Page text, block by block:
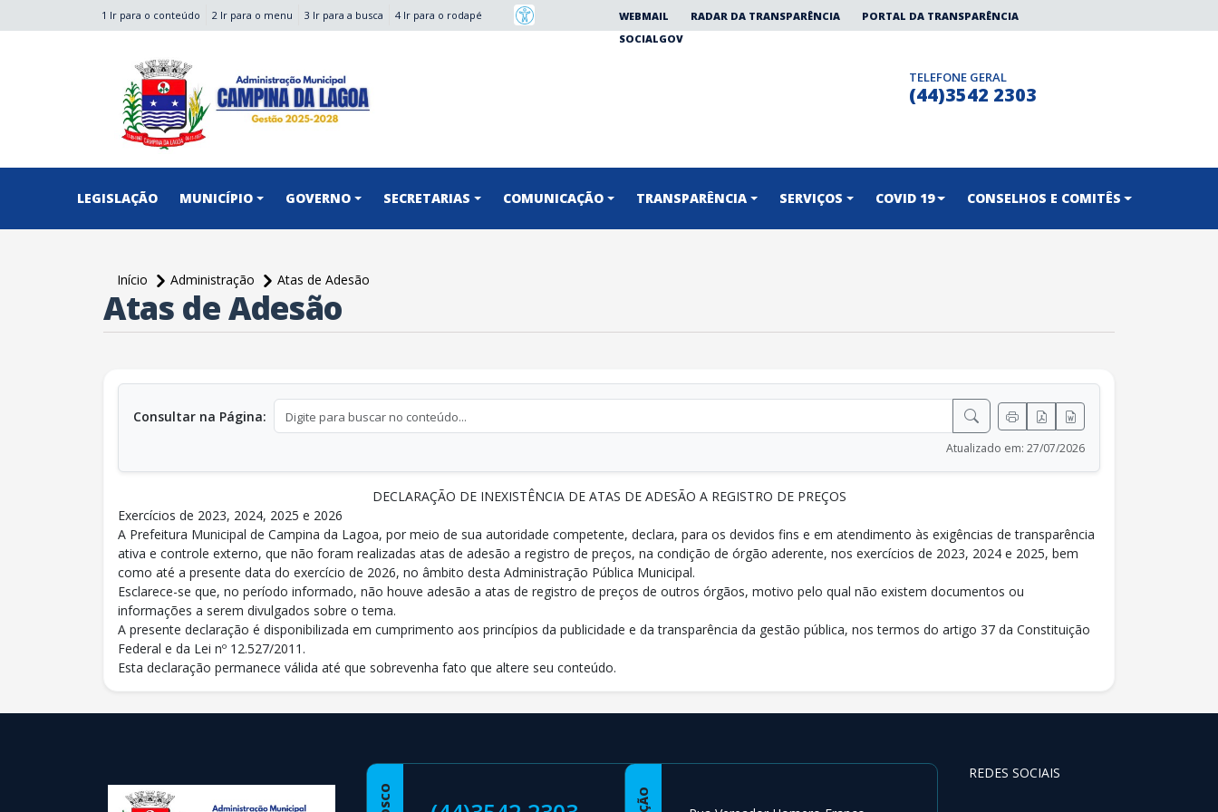
1 Ir para o conteúdo 2 Ir para o menu 3 Ir para a busca 4 Ir para o rodapé WEBMAIL RADAR DA TRANSPARÊNCIA
PORTAL DA TRANSPARÊNCIA
SOCIALGOV
TELEFONE GERAL
(44)3542 2303
LEGISLAÇÃO MUNICÍPIO GOVERNO SECRETARIAS COMUNICAÇÃO TRANSPARÊNCIA SERVIÇOS COVID 19 CONSELHOS E COMITÊS
Início Administração
Atas de Adesão
Atas de Adesão
Consultar na Página:
Atualizado em: 27/07/2026
DECLARAÇÃO DE INEXISTÊNCIA DE ATAS DE ADESÃO A REGISTRO DE PREÇOS
Exercícios de 2023, 2024, 2025 e 2026
A Prefeitura Municipal de Campina da Lagoa, por meio de sua autoridade competente, declara, para os devidos fins e em atendimento às exigências de transparência
ativa e controle externo, que não foram realizadas atas de adesão a registro de preços, na condição de órgão aderente, nos exercícios de 2023, 2024 e 2025, bem
como até a presente data do exercício de 2026, no âmbito desta Administração Pública Municipal.
Esclarece-se que, no período informado, não houve adesão a atas de registro de preços de outros órgãos, motivo pelo qual não existem documentos ou
informações a serem divulgados sobre o tema.
A presente declaração é disponibilizada em cumprimento aos princípios da publicidade e da transparência da gestão pública, nos termos do artigo 37 da Constituição
Federal e da Lei nº 12.527/2011.
Esta declaração permanece válida até que sobrevenha fato que altere seu conteúdo.
REDES SOCIAIS